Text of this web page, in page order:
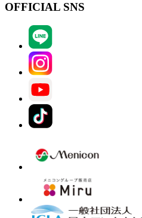
OFFICIAL SNS